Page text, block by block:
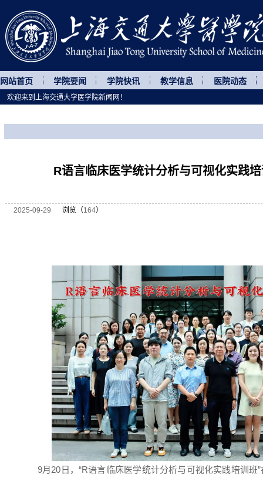
网站首页 学院要闻 学院快讯 教学信息 医院动态
R语言临床医学统计分析与可视化实践
2025-09-29 浏览（164）
9月20日，“R语言临床医学统计分析与可视化实践培训班
欢迎来到上海交通大学医学院新闻网！